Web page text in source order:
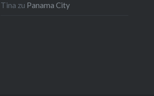
Tina zu Panama City